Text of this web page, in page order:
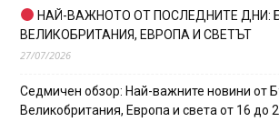
НАЙ-ВАЖНОТО ОТ ПОСЛЕДНИТЕ ДНИ:
ВЕЛИКОБРИТАНИЯ, ЕВРОПА И СВЕТЪТ
27/07/2026
Седмичен обзор: Най-важните новини от
Великобритания, Европа и света от 16 до